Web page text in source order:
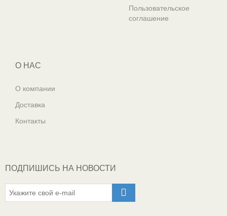
Пользовательское
соглашение
О НАС
О компании
Доставка
Контакты
ПОДПИШИСЬ НА НОВОСТИ